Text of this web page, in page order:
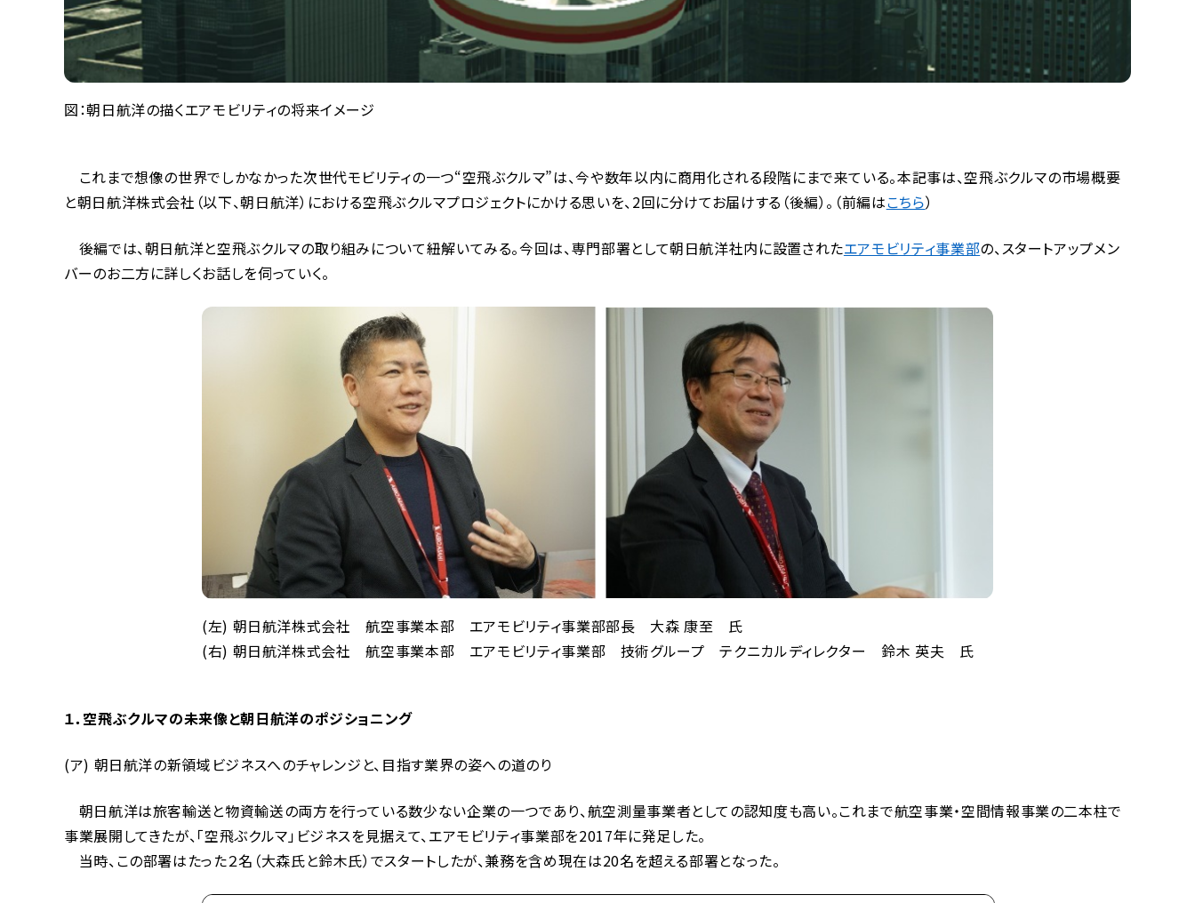
図：朝日航洋の描くエアモビリティの将来イメージ
これまで想像の世界でしかなかった次世代モビリティの一つ“空飛ぶクルマ”は、今や数年以内に商用化される段階にまで来ている。本記事は、空飛ぶクルマの市場概要
と朝日航洋株式会社（以下、朝日航洋）における空飛ぶクルマプロジェクトにかける思いを、2回に分けてお届けする（後編）。（前編はこちら）
後編では、朝日航洋と空飛ぶクルマの取り組みについて紐解いてみる。今回は、専門部署として朝日航洋社内に設置されたエアモビリティ事業部の、スタートアップメン
バーのお二方に詳しくお話しを伺っていく。
(左) 朝日航洋株式会社 航空事業本部 エアモビリティ事業部部長 大森 康至 氏
(右) 朝日航洋株式会社 航空事業本部 エアモビリティ事業部 技術グループ テクニカルディレクター 鈴木 英夫 氏
１．空飛ぶクルマの未来像と朝日航洋のポジショニング
(ア) 朝日航洋の新領域ビジネスへのチャレンジと、目指す業界の姿への道のり
朝日航洋は旅客輸送と物資輸送の両方を行っている数少ない企業の一つであり、航空測量事業者としての認知度も高い。これまで航空事業・空間情報事業の二本柱で
事業展開してきたが、「空飛ぶクルマ」ビジネスを見据えて、エアモビリティ事業部を2017年に発足した。
当時、この部署はたった２名（大森氏と鈴木氏）でスタートしたが、兼務を含め現在は20名を超える部署となった。